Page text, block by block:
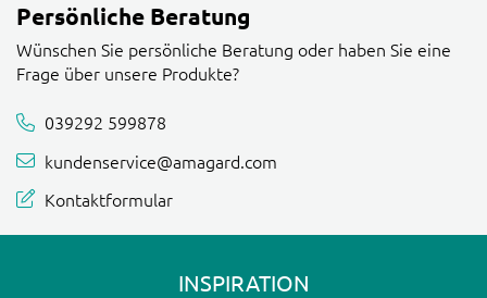
Persönliche Beratung
Wünschen Sie persönliche Beratung oder haben Sie eine
Frage über unsere Produkte?
039292 599878
kundenservice@amagard.com
Kontaktformular
INSPIRATION